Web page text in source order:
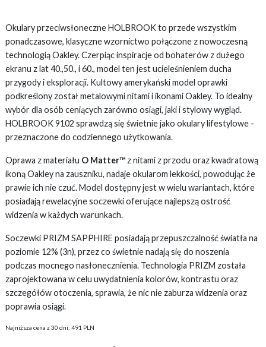
Okulary przeciwsłoneczne HOLBROOK to przede wszystkim
ponadczasowe, klasyczne wzornictwo połączone z nowoczesną
technologią Oakley. Czerpiąc inspiracje od bohaterów z dużego
ekranu z lat 40.,50., i 60., model ten jest ucieleśnieniem ducha
przygody i eksploracji. Kultowy amerykański model oprawki
podkreślony został metalowymi nitami i ikonami Oakley. To idealny
wybór dla osób ceniących zarówno osiągi, jaki i stylowy wygląd.
HOLBROOK 9102 sprawdzą się świetnie jako okulary lifestylowe -
przeznaczone do codziennego użytkowania.
Oprawa z materiału O Matter™ z nitami z przodu oraz kwadratową
ikoną Oakley na zauszniku, nadaje okularom lekkości, powodując że
prawie ich nie czuć. Model dostępny jest w wielu wariantach, które
posiadają rewelacyjne soczewki oferujące najlepszą ostrość
widzenia w każdych warunkach.
Soczewki PRIZM SAPPHIRE posiadają przepuszczalność światła na
poziomie 12% (3n), przez co świetnie nadają się do noszenia
podczas mocnego nasłonecznienia. Technologia PRIZM została
zaprojektowana w celu uwydatnienia kolorów, kontrastu oraz
szczegółów otoczenia, sprawia, że nic nie zaburza widzenia oraz
poprawia osiągi.
Najniższa cena z 30 dni: 491 PLN